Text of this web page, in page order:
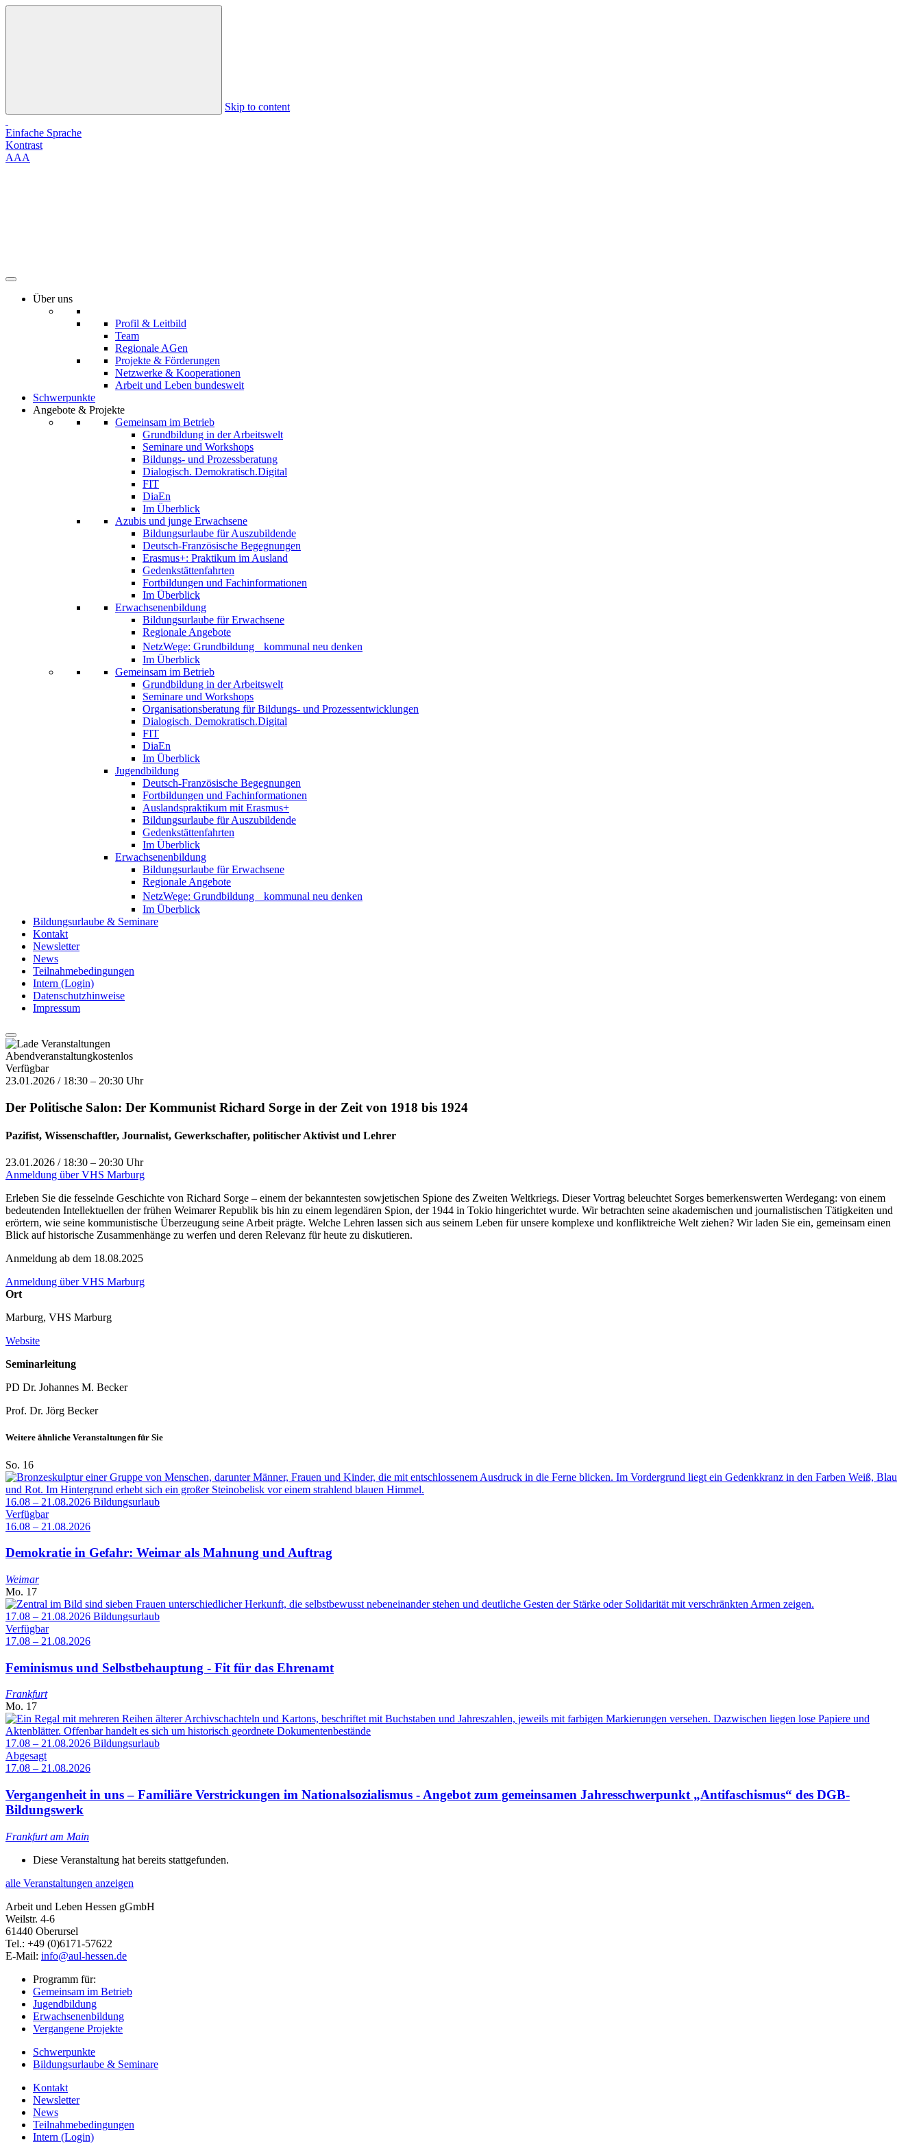
Skip to content
Einfache Sprache
Kontrast
AAA
Über uns
Profil & Leitbild
Team
Regionale AGen
Projekte & Förderungen
Netzwerke & Kooperationen
Arbeit und Leben bundesweit
Schwerpunkte
Angebote & Projekte
Gemeinsam im Betrieb
Grundbildung in der Arbeitswelt
Seminare und Workshops
Bildungs- und Prozessberatung
Dialogisch. Demokratisch.Digital
FIT
DiaEn
Im Überblick
Azubis und junge Erwachsene
Bildungsurlaube für Auszubildende
Deutsch-Französische Begegnungen
Erasmus+: Praktikum im Ausland
Gedenkstättenfahrten
Fortbildungen und Fachinformationen
Im Überblick
Erwachsenenbildung
Bildungsurlaube für Erwachsene
Regionale Angebote
NetzWege: Grundbildung kommunal neu denken
Im Überblick
Gemeinsam im Betrieb
Grundbildung in der Arbeitswelt
Seminare und Workshops
Organisationsberatung für Bildungs- und Prozessentwicklungen
Dialogisch. Demokratisch.Digital
FIT
DiaEn
Im Überblick
Jugendbildung
Deutsch-Französische Begegnungen
Fortbildungen und Fachinformationen
Auslandspraktikum mit Erasmus+
Bildungsurlaube für Auszubildende
Gedenkstättenfahrten
Im Überblick
Erwachsenenbildung
Bildungsurlaube für Erwachsene
Regionale Angebote
NetzWege: Grundbildung kommunal neu denken
Im Überblick
Bildungsurlaube & Seminare
Kontakt
Newsletter
News
Teilnahmebedingungen
Intern (Login)
Datenschutzhinweise
Impressum
Abendveranstaltungkostenlos
Verfügbar
23.01.2026 / 18:30 – 20:30 Uhr
Der Politische Salon: Der Kommunist Richard Sorge in der Zeit von 1918 bis 1924
Pazifist, Wissenschaftler, Journalist, Gewerkschafter, politischer Aktivist und Lehrer
23.01.2026 / 18:30 – 20:30 Uhr
Anmeldung über VHS Marburg
Erleben Sie die fesselnde Geschichte von Richard Sorge – einem der bekanntesten sowjetischen Spione des Zweiten Weltkriegs. Dieser Vortrag beleuchtet Sorges bemerkenswerten Werdegang: von einem
bedeutenden Intellektuellen der frühen Weimarer Republik bis hin zu einem legendären Spion, der 1944 in Tokio hingerichtet wurde. Wir betrachten seine akademischen und journalistischen Tätigkeiten und
erörtern, wie seine kommunistische Überzeugung seine Arbeit prägte. Welche Lehren lassen sich aus seinem Leben für unsere komplexe und konfliktreiche Welt ziehen? Wir laden Sie ein, gemeinsam einen
Blick auf historische Zusammenhänge zu werfen und deren Relevanz für heute zu diskutieren.
Anmeldung ab dem 18.08.2025
Anmeldung über VHS Marburg
Ort
Marburg, VHS Marburg
Website
Seminarleitung
PD Dr. Johannes M. Becker
Prof. Dr. Jörg Becker
Weitere ähnliche Veranstaltungen für Sie
So. 16
16.08 – 21.08.2026 Bildungsurlaub
Verfügbar
16.08 – 21.08.2026
Demokratie in Gefahr: Weimar als Mahnung und Auftrag
Weimar
Mo. 17
17.08 – 21.08.2026 Bildungsurlaub
Verfügbar
17.08 – 21.08.2026
Feminismus und Selbstbehauptung - Fit für das Ehrenamt
Frankfurt
Mo. 17
17.08 – 21.08.2026 Bildungsurlaub
Abgesagt
17.08 – 21.08.2026
Vergangenheit in uns – Familiäre Verstrickungen im Nationalsozialismus - Angebot zum gemeinsamen Jahresschwerpunkt „Antifaschismus“ des DGB-
Bildungswerk
Frankfurt am Main
Diese Veranstaltung hat bereits stattgefunden.
alle Veranstaltungen anzeigen
Arbeit und Leben Hessen gGmbH
Weilstr. 4-6
61440 Oberursel
Tel.: +49 (0)6171-57622
E-Mail: info@aul-hessen.de
Programm für:
Gemeinsam im Betrieb
Jugendbildung
Erwachsenenbildung
Vergangene Projekte
Schwerpunkte
Bildungsurlaube & Seminare
Kontakt
Newsletter
News
Teilnahmebedingungen
Intern (Login)